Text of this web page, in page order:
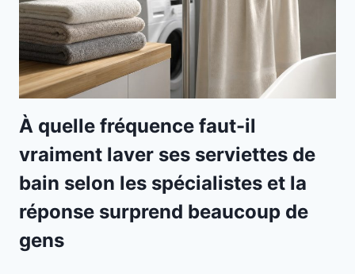
À quelle fréquence faut-il
vraiment laver ses serviettes de
bain selon les spécialistes et la
réponse surprend beaucoup de
gens